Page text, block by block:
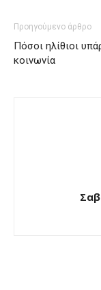
Προηγούμενο άρθρο
Πόσοι ηλίθιοι
κοινωνία